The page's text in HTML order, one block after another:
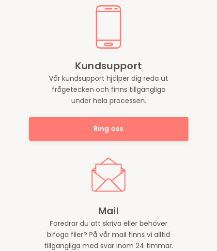
Kundsupport
Vår kundsupport hjälper dig reda ut
frågetecken och finns tillgängliga
under hela processen.
Ring oss
Mail
Föredrar du att skriva eller behöver
bifoga filer? På vår mail finns vi alltid
tillgängliga med svar inom 24 timmar.